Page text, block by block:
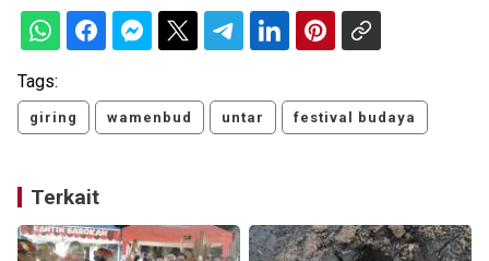
Tags:
giring wamenbud untar festival budaya
Terkait